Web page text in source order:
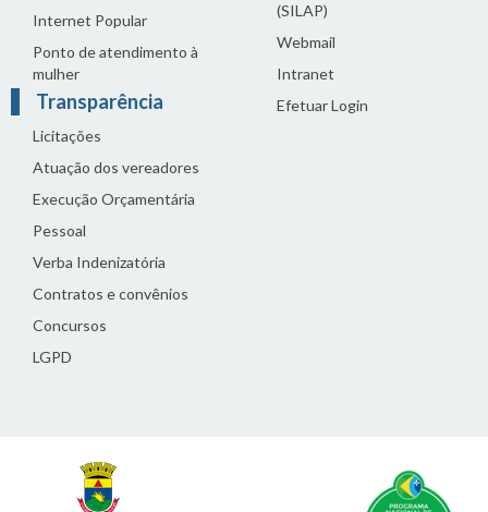
Internet Popular
Ponto de atendimento à
mulher
Transparência
Licitações
Atuação dos vereadores
Execução Orçamentária
Pessoal
Verba Indenizatória
Contratos e convênios
Concursos
LGPD
(SILAP)
Webmail
Intranet
Efetuar Login